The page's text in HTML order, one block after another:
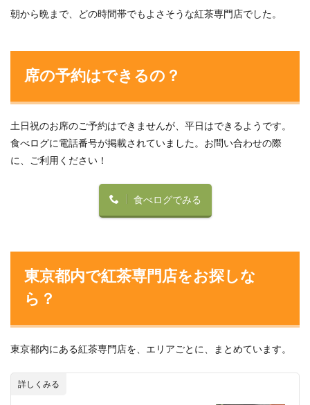
朝から晩まで、どの時間帯でもよさそうな紅茶専門店でした。
席の予約はできるの？
土日祝のお席のご予約はできませんが、平日はできるようです。
食べログに電話番号が掲載されていました。お問い合わせの際
に、ご利用ください！
食べログでみる
東京都内で紅茶専門店をお探しな
ら？
東京都内にある紅茶専門店を、エリアごとに、まとめています。
詳しくみる